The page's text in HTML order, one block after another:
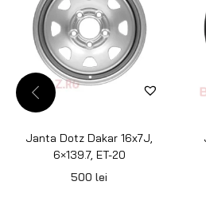
Janta Dotz Dakar 16x7J,
6×139.7, ET-20
500 lei